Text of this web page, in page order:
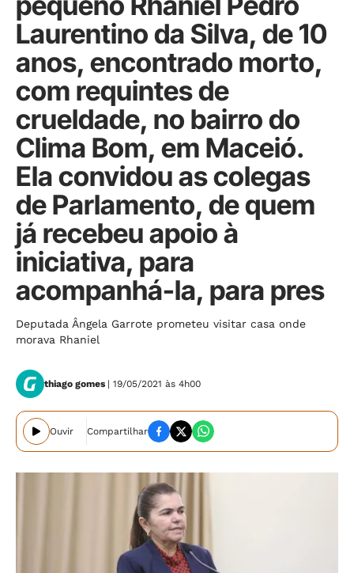
Laurentino da Silva, de 10
anos, encontrado morto,
com requintes de
crueldade, no bairro do
Clima Bom, em Maceió.
Ela convidou as colegas
de Parlamento, de quem
já recebeu apoio à
iniciativa, para
acompanhá-la, para pres
Deputada Ângela Garrote prometeu visitar casa onde
morava Rhaniel
thiago gomes | 19/05/2021 às 4h00
Ouvir Compartilhar